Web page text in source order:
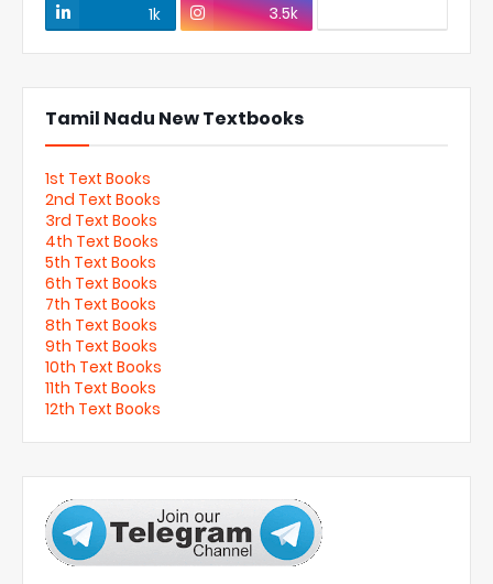
1k
3.5k
Tamil Nadu New Textbooks
1st Text Books
2nd Text Books
3rd Text Books
4th Text Books
5th Text Books
6th Text Books
7th Text Books
8th Text Books
9th Text Books
10th Text Books
11th Text Books
12th Text Books